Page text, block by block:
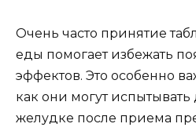
Очень часто принятие
еды помогает избежать
эффектов. Это особенно
как они могут
желудке после приема